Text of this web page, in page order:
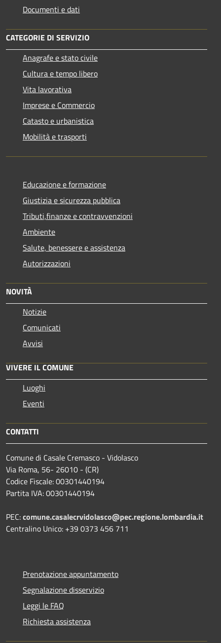
Documenti e dati
CATEGORIE DI SERVIZIO
Anagrafe e stato civile
Cultura e tempo libero
Vita lavorativa
Imprese e Commercio
Catasto e urbanistica
Mobilità e trasporti
Educazione e formazione
Giustizia e sicurezza pubblica
Tributi,finanze e contravvenzioni
Ambiente
Salute, benessere e assistenza
Autorizzazioni
NOVITÀ
Notizie
Comunicati
Avvisi
VIVERE IL COMUNE
Luoghi
Eventi
CONTATTI
Comune di Casale Cremasco - Vidolasco
Via Roma, 56- 26010 - (CR)
Codice Fiscale: 00301440194
Partita IVA: 00301440194
PEC:comune.casalecrvidolasco@pec.regione.lombardia.it
Centralino Unico: +39 0373 456 711
Prenotazione appuntamento
Segnalazione disservizio
Leggi le FAQ
Richiesta assistenza